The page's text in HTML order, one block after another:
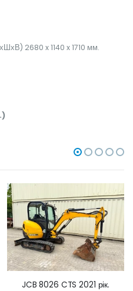
2680 x 1140 x 1710 мм.
JCB 8026 CTS 2021 рік.